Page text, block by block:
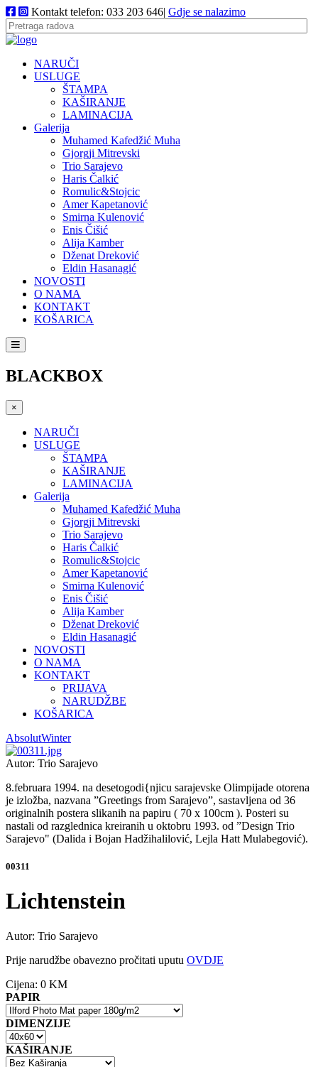
Kontakt telefon: 033 203 646| Gdje se nalazimo
NARUČI
USLUGE
ŠTAMPA
KAŠIRANJE
LAMINACIJA
Galerija
Muhamed Kafedžić Muha
Gjorgji Mitrevski
Trio Sarajevo
Haris Čalkić
Romulic&Stojcic
Amer Kapetanović
Smirna Kulenović
Enis Čišić
Alija Kamber
Dženat Dreković
Eldin Hasanagić
NOVOSTI
O NAMA
KONTAKT
KOŠARICA
BLACKBOX
×
NARUČI
USLUGE
ŠTAMPA
KAŠIRANJE
LAMINACIJA
Galerija
Muhamed Kafedžić Muha
Gjorgji Mitrevski
Trio Sarajevo
Haris Čalkić
Romulic&Stojcic
Amer Kapetanović
Smirna Kulenović
Enis Čišić
Alija Kamber
Dženat Dreković
Eldin Hasanagić
NOVOSTI
O NAMA
KONTAKT
PRIJAVA
NARUDŽBE
KOŠARICA
AbsolutWinter
Autor: Trio Sarajevo
8.februara 1994. na desetogodi{njicu sarajevske Olimpijade otorena
je izložba, nazvana ”Greetings from Sarajevo”, sastavljena od 36
originalnih postera slikanih na papiru ( 70 x 100cm ). Posteri su
nastali od razglednica kreiranih u oktobru 1993. od ”Design Trio
Sarajevo" (Dalida i Bojan Hadžihalilović, Lejla Hatt Mulabegović).
00311
Lichtenstein
Autor: Trio Sarajevo
Prije narudžbe obavezno pročitati uputu OVDJE
Cijena: 0 KM
PAPIR
DIMENZIJE
KAŠIRANJE